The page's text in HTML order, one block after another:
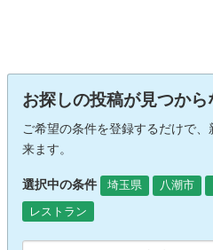
お探しの投稿が見つから
ご希望の条件を登録するだけで
来ます。
選択中の条件 埼玉県 八潮市
レストラン